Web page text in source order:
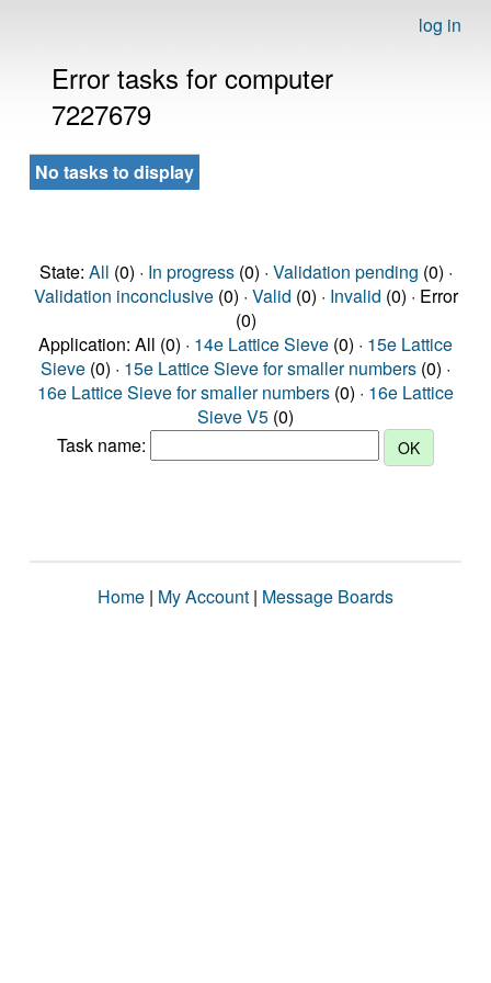
log in
Error tasks for computer
7227679
No tasks to display
State: All (0) · In progress(0) · Validation pending (0) ·
Validation inconclusive(0) · Valid (0) · Invalid (0) · Error
(0)
Application: All (0) · 14e Lattice Sieve (0) · 15e Lattice
Sieve (0) · 15e Lattice Sieve for smaller numbers (0) ·
16e Lattice Sieve for smaller numbers (0) · 16e Lattice
Sieve V5 (0)
Task name:
Home | My Account | Message Boards